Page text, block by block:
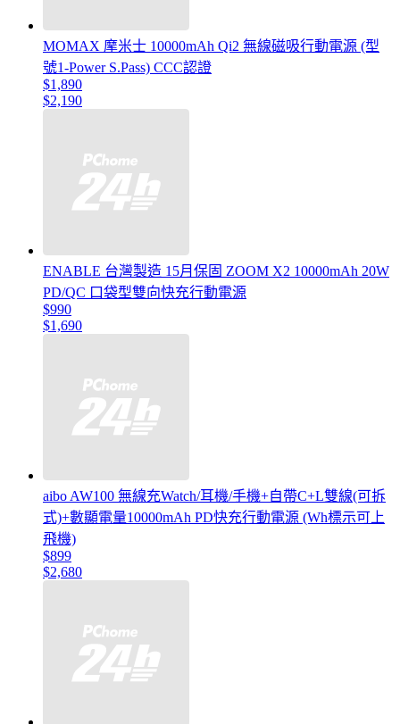
MOMAX 摩米士 10000mAh Qi2 無線磁吸行動電源 (型
號1-Power S.Pass) CCC認證
$1,890
$2,190
ENABLE 台灣製造 15月保固 ZOOM X2 10000mAh 20W
PD/QC 口袋型雙向快充行動電源
$990
$1,690
aibo AW100 無線充Watch/耳機/手機+自帶C+L雙線(可拆
式)+數顯電量10000mAh PD快充行動電源 (Wh標示可上
飛機)
$899
$2,680